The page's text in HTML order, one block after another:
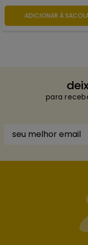
ADICIONAR À
para